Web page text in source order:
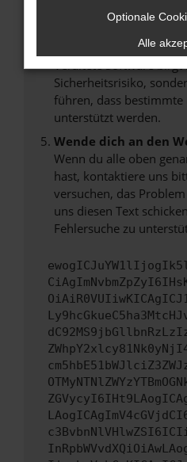
Stelle sicher, dass
Veraltete Software
Sicherheitsrisiko,
führen, dass
unterstützt werden.
Wende dich an den
Wenn du alle oben
hast, kontaktiere uns
versuchen, das
uns diesen Text
Fehlersuche zu
Optionale
Alle